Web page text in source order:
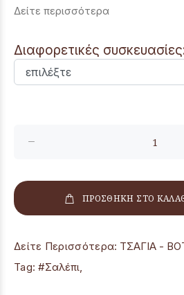
Δείτε περισσότερα
Διαφορετικές
ΠΡΟΣΘΗΚΗ ΣΤΟ
Δείτε Περισσότερα: ΤΣΑΓΙΑ -
Tag: #Σαλέπι,